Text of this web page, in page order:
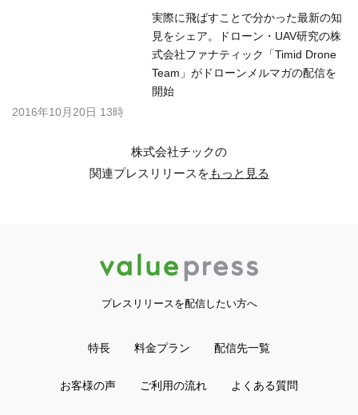
実際に飛ばすことで分かった最新の知
見をシェア。ドローン・UAV研究の株
式会社ファナティック「Timid Drone
Team」がドローンメルマガの配信を
開始
2016年10月20日 13時
株式会社チックの
関連プレスリリースをもっと見る
プレスリリースを配信したい方へ
特長 料金プラン 配信先一覧
お客様の声 ご利用の流れ よくある質問